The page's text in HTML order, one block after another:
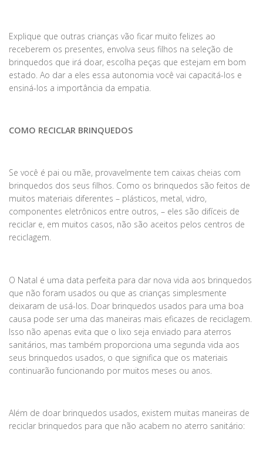
Explique que outras crianças vão ficar muito felizes ao
receberem os presentes, envolva seus filhos na seleção de
brinquedos que irá doar, escolha peças que estejam em bom
estado. Ao dar a eles essa autonomia você vai capacitá-los e
ensiná-los a importância da empatia.
COMO RECICLAR BRINQUEDOS
Se você é pai ou mãe, provavelmente tem caixas cheias com
brinquedos dos seus filhos. Como os brinquedos são feitos de
muitos materiais diferentes – plásticos, metal, vidro,
componentes eletrônicos entre outros, – eles são difíceis de
reciclar e, em muitos casos, não são aceitos pelos centros de
reciclagem.
O Natal é uma data perfeita para dar nova vida aos brinquedos
que não foram usados ou que as crianças simplesmente
deixaram de usá-los. Doar brinquedos usados para uma boa
causa pode ser uma das maneiras mais eficazes de reciclagem.
Isso não apenas evita que o lixo seja enviado para aterros
sanitários, mas também proporciona uma segunda vida aos
seus brinquedos usados, o que significa que os materiais
continuarão funcionando por muitos meses ou anos.
Além de doar brinquedos usados, existem muitas maneiras de
reciclar brinquedos para que não acabem no aterro sanitário: